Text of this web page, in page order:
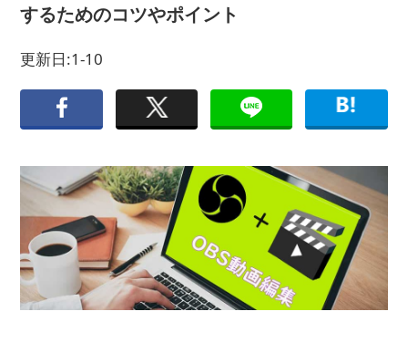
するためのコツやポイント
更新日:1-10